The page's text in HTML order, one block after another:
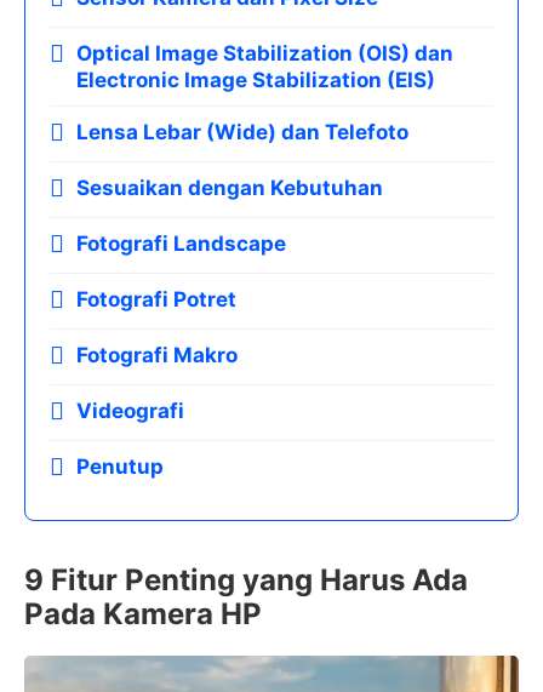
Optical Image Stabilization (OIS) dan
Electronic Image Stabilization (EIS)
Lensa Lebar (Wide) dan Telefoto
Sesuaikan dengan Kebutuhan
Fotografi Landscape
Fotografi Potret
Fotografi Makro
Videografi
Penutup
9 Fitur Penting yang Harus Ada
Pada Kamera HP